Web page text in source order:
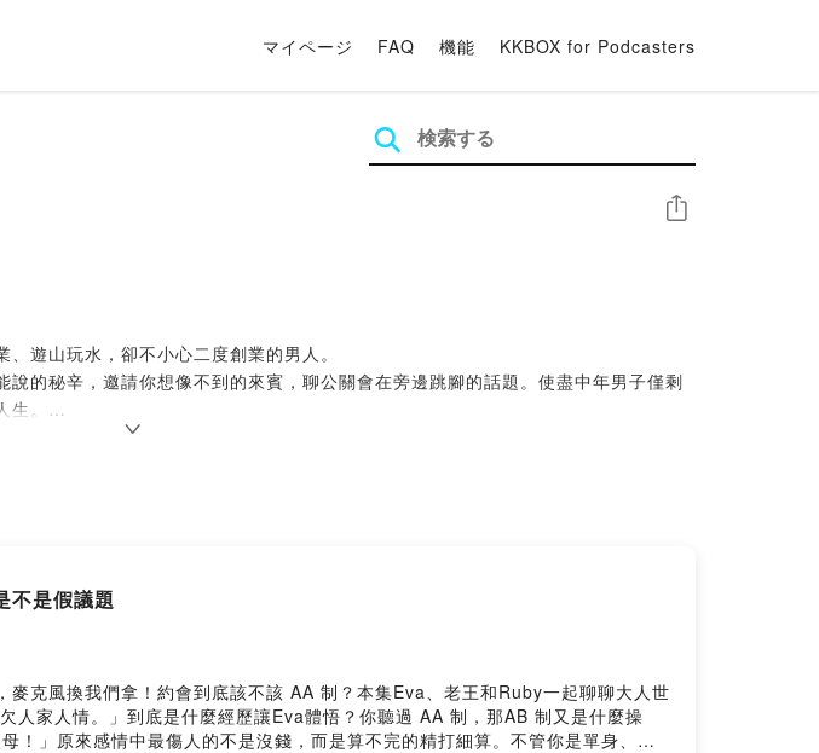
マイページ FAQ 機能 KKBOX for Podcasters
シェア
遊山玩水，卻不小心二度創業的男人。
的秘辛，邀請你想像不到的來賓，聊公關會在旁邊跳腳的話題。使盡中年男子僅剩
。
不是假議題
克風換我們拿！約會到底該不該 AA 制？本集Eva、老王和Ruby一起聊聊大人世
人家人情。」到底是什麼經歷讓Eva體悟？你聽過 AA 制，那AB 制又是什麼操
」原來感情中最傷人的不是沒錢，而是算不完的精打細算。不管你是單身、戀